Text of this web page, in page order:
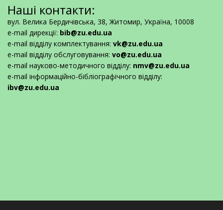
Наші контакти:
вул. Велика Бердичівська, 38, Житомир, Україна, 10008
e-mail дирекції: bib@zu.edu.ua
e-mail відділу комплектування: vk@zu.edu.ua
e-mail відділу обслуговування: vo@zu.edu.ua
e-mail науково-методичного відділу: nmv@zu.edu.ua
e-mail інформаційно-бібліографічного відділу:
ibv@zu.edu.ua